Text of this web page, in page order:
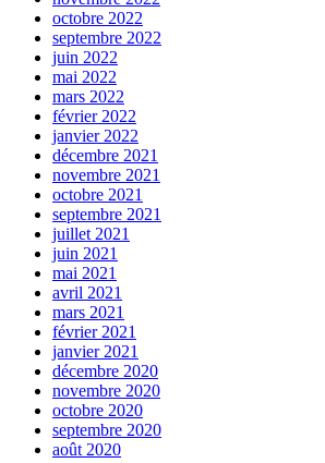
octobre 2022
septembre 2022
juin 2022
mai 2022
mars 2022
février 2022
janvier 2022
décembre 2021
novembre 2021
octobre 2021
septembre 2021
juillet 2021
juin 2021
mai 2021
avril 2021
mars 2021
février 2021
janvier 2021
décembre 2020
novembre 2020
octobre 2020
septembre 2020
août 2020